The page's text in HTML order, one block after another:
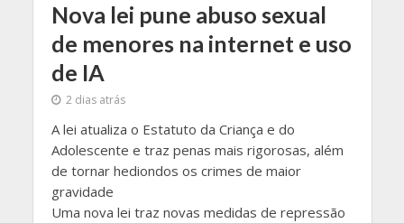
Nova lei pune abuso sexual
de menores na internet e uso
de IA
2 dias atrás
A lei atualiza o Estatuto da Criança e do
Adolescente e traz penas mais rigorosas, além
de tornar hediondos os crimes de maior
gravidade
Uma nova lei traz novas medidas de repressão